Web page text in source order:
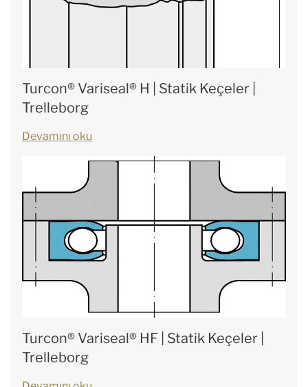
Turcon® Variseal® H | Statik Keçeler |
Trelleborg
Devamını oku
Turcon® Variseal® HF | Statik Keçeler |
Trelleborg